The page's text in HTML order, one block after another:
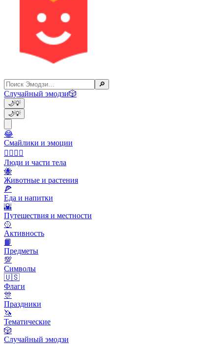
🔎
Случайный эмодзи🎲
🌙💡
🌙💡
😂
Смайлики и эмоции
👩‍❤️‍💋‍👨
Люди и части тела
🐝
Животные и растения
🍕
Еда и напитки
🌇
Путешествия и местности
🥎
Активность
📙
Предметы
💯
Символы
🇺🇸
Флаги
🎊
Праздники
🦄
Тематические
🎲
Случайный эмодзи